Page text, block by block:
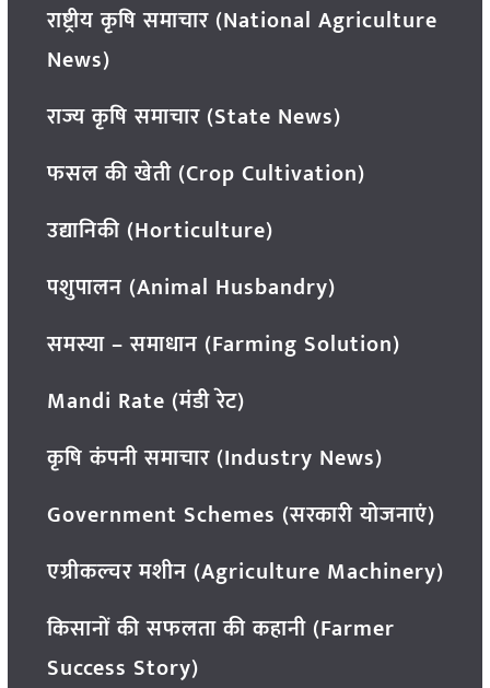
राष्ट्रीय कृषि समाचार (National Agriculture
News)
राज्य कृषि समाचार (State News)
फसल की खेती (Crop Cultivation)
उद्यानिकी (Horticulture)
पशुपालन (Animal Husbandry)
समस्या – समाधान (Farming Solution)
Mandi Rate (मंडी रेट)
कृषि कंपनी समाचार (Industry News)
Government Schemes (सरकारी योजनाएं)
एग्रीकल्चर मशीन (Agriculture Machinery)
किसानों की सफलता की कहानी (Farmer
Success Story)